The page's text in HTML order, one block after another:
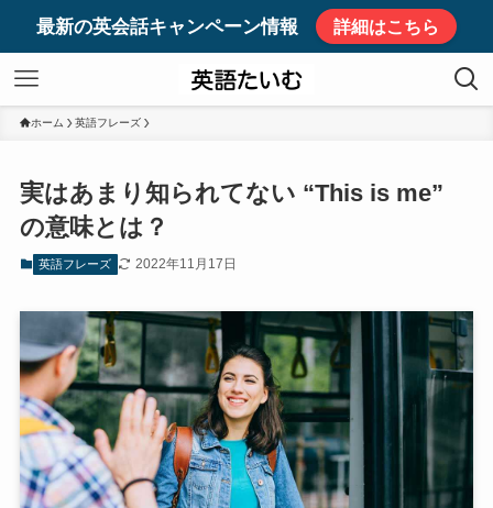
最新の英会話キャンペーン情報 詳細はこちら
ホーム 英語フレーズ
実はあまり知られてない “This is me”
の意味とは？
英語フレーズ 2022年11月17日